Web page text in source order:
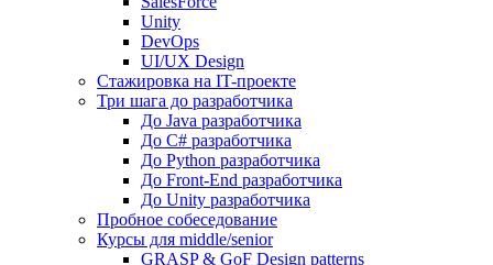
Unity
DevOps
UI/UX Design
Стажировка на IT-проекте
Три шага до разработчика
До Java разработчика
До C# разработчика
До Python разработчика
До Front-End разработчика
До Unity разработчика
Пробное собеседование
Курсы для middle/senior
GRASP & GoF Design patterns